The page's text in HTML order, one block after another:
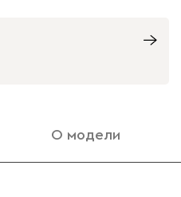
О модели